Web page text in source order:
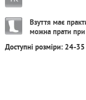
Взуття має
можна прати при
Доступні розміри: 24-35